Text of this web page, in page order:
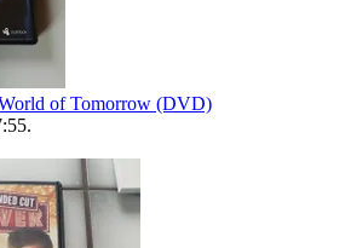
of Tomorrow (DVD)
.